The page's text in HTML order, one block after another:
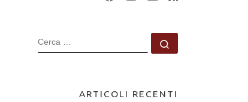
CERCA
ARTICOLI RECENTI